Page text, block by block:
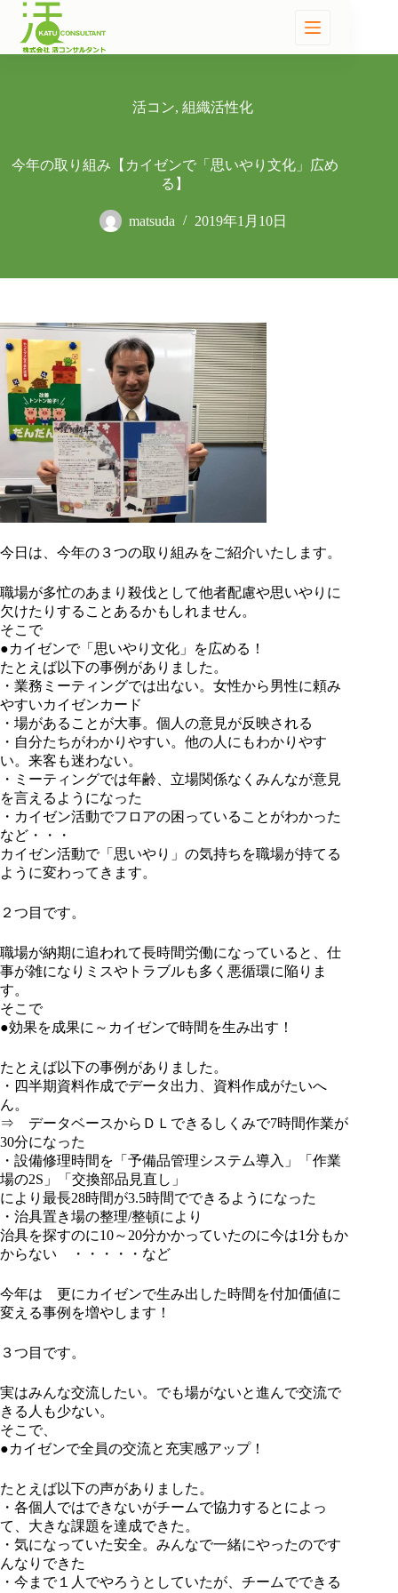
活コン,組織活性化
今年の取り組み【カイゼンで「思いやり文化」広め
る】
matsuda 2019年1月10日
今日は、今年の３つの取り組みをご紹介いたします。
職場が多忙のあまり殺伐として他者配慮や思いやりに
欠けたりすることあるかもしれません。
そこで
●カイゼンで「思いやり文化」を広める！
たとえば以下の事例がありました。
・業務ミーティングでは出ない。女性から男性に頼み
やすいカイゼンカード
・場があることが大事。個人の意見が反映される
・自分たちがわかりやすい。他の人にもわかりやす
い。来客も迷わない。
・ミーティングでは年齢、立場関係なくみんなが意見
を言えるようになった
・カイゼン活動でフロアの困っていることがわかった
など・・・
カイゼン活動で「思いやり」の気持ちを職場が持てる
ように変わってきます。
２つ目です。
職場が納期に追われて長時間労働になっていると、仕
事が雑になりミスやトラブルも多く悪循環に陥りま
す。
そこで
●効果を成果に～カイゼンで時間を生み出す！
たとえば以下の事例がありました。
・四半期資料作成でデータ出力、資料作成がたいへ
ん。
⇒ データベースからＤＬできるしくみで7時間作業が
30分になった
・設備修理時間を「予備品管理システム導入」「作業
場の2S」「交換部品見直し」
により最長28時間が3.5時間でできるようになった
・治具置き場の整理/整頓により
治具を探すのに10～20分かかっていたのに今は1分もか
からない ・・・・・など
今年は 更にカイゼンで生み出した時間を付加価値に
変える事例を増やします！
３つ目です。
実はみんな交流したい。でも場がないと進んで交流で
きる人も少ない。
そこで、
●カイゼンで全員の交流と充実感アップ！
たとえば以下の声がありました。
・各個人ではできないがチームで協力するとによっ
て、大きな課題を達成できた。
・気になっていた安全。みんなで一緒にやったのです
んなりできた
・今まで１人でやろうとしていたが、チームでできる